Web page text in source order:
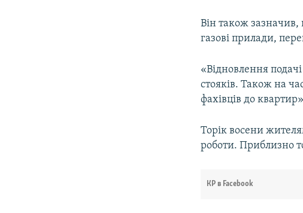
Він також
газові прилади,
«Відновлення
стояків. Також на
фахівців до
Торік восени
роботи. Приблизно
КР в Facebook